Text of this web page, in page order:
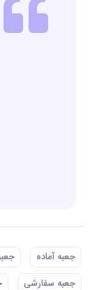
جعبه آماده
جعبه سفارشی